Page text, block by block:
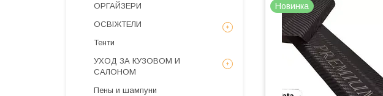
Новинка
ОРГАЙЗЕРИ
ОСВІЖТЕЛИ
Тенти
УХОД ЗА КУЗОВОМ И
САЛОНОМ
Пены и шампуни